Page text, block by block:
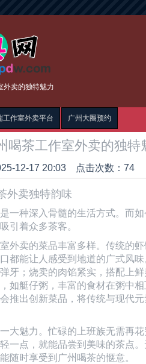
外卖的独特魅力
工作室外卖平台 广州大圈预约
喝茶工作室外卖的独特
12-17 20:03 点击次数：74
外卖独特韵味
一种深入骨髓的生活方式。而
引着众多茶客。
外卖的菜品丰富多样。传统的
都能让人感受到地道的广式风
牙；烧卖的肉馅紧实，搭配上
如艇仔粥，丰富的食材在粥中
推出创新菜品，将传统与现代
大魅力。忙碌的上班族无需再
一点，就能品尝到美味的茶点
随时享受到广州喝茶的惬意。